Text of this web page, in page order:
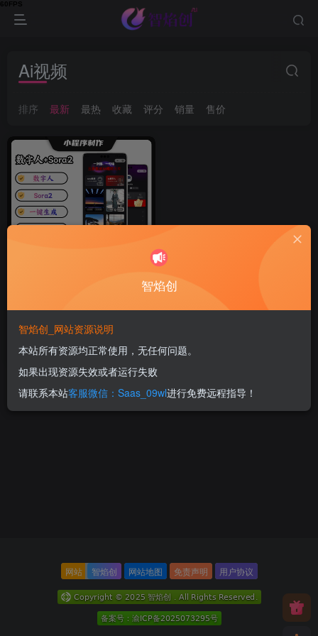
Ai视频
排序 最新 最热 收藏 评分 销量 售价
统/新增数字人功能/免翻/只
要一张图或一句话即可生成
视频
RMB300
网站 智焰创 网站地图 免责声明 用户协议
智焰创
智焰创_网站资源说明
本站所有资源均正常使用，无任何问题。
如果出现资源失效或者运行失败
请联系本站客服微信：Saas_09wl进行免费远程指导！